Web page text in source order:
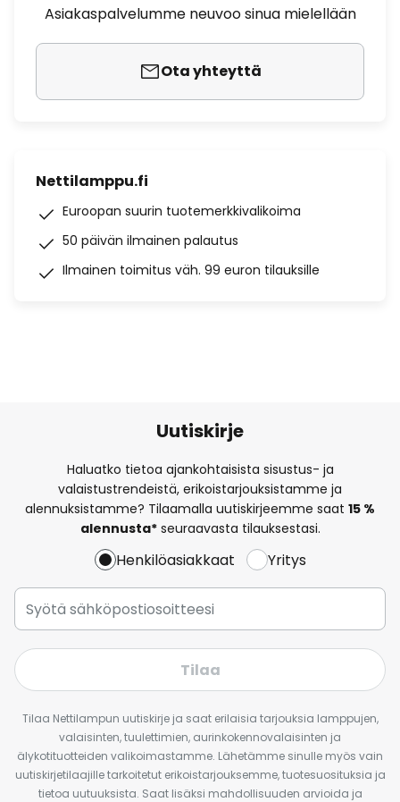
Asiakaspalvelumme neuvoo sinua mielellään
Ota yhteyttä
Nettilamppu.fi
Euroopan suurin tuotemerkkivalikoima
50 päivän ilmainen palautus
Ilmainen toimitus väh. 99 euron tilauksille
Uutiskirje
Haluatko tietoa ajankohtaisista sisustus- ja
valaistustrendeistä, erikoistarjouksistamme ja
alennuksistamme? Tilaamalla uutiskirjeemme saat 15 %
alennusta*seuraavasta tilauksestasi.
Henkilöasiakkaat Yritys
Tilaa
Tilaa Nettilampun uutiskirje ja saat erilaisia tarjouksia lamppujen,
valaisinten, tuulettimien, aurinkokennovalaisinten ja
älykotituotteiden valikoimastamme. Lähetämme sinulle myös vain
uutiskirjetilaajille tarkoitetut erikoistarjouksemme, tuotesuosituksia ja
tietoa uutuuksista. Saat lisäksi mahdollisuuden arvioida ja